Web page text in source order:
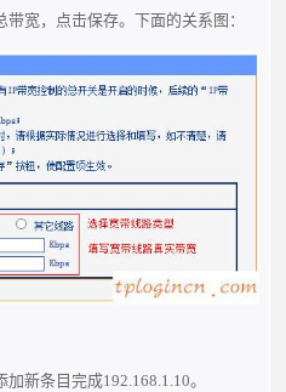
宽，点击保存。下面的关系图：
新条目完成192.168.1.10。